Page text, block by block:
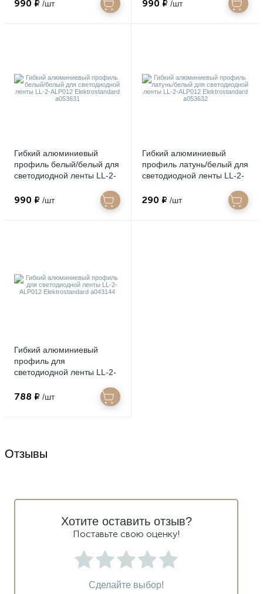
990 ₽ /шт 990 ₽ /шт
Гибкий алюминиевый
профиль белый/белый для
светодиодной ленты LL-2-
a053631
990 ₽ /шт
Гибкий алюминиевый
профиль латунь/белый для
светодиодной ленты LL-2-
a053632
290 ₽ /шт
Гибкий алюминиевый
профиль для
светодиодной ленты LL-2-
a043144
788 ₽ /шт
Отзывы
Хотите оставить отзыв?
Поставьте свою оценку!
Сделайте выбор!